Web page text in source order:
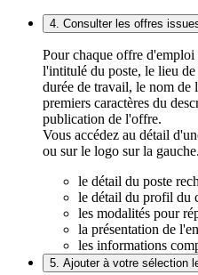
4. Consulter les offres
Pour chaque offre d'emploi
l'intitulé du poste, le lieu
durée de travail, le nom de
premiers caractères du
publication de l'offre.
Vous accédez au détail
ou sur le logo sur la
le détail du poste
le détail du profil du
les modalités pour
la présentation de
les informations
5. Ajouter à votre sélection